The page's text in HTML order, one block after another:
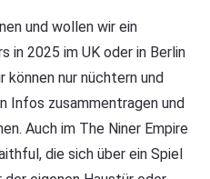
und wollen wir ein
in 2025 im UK oder in Berlin
nur nüchtern und
Infos zusammentragen und
Auch im The Niner Empire
die sich über ein Spiel